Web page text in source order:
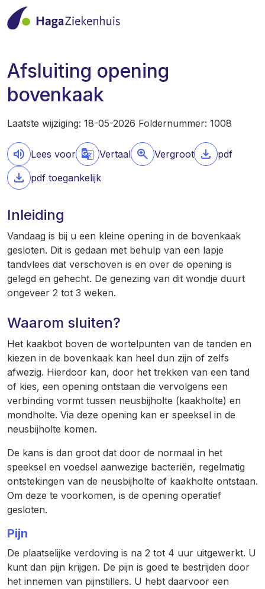
Afsluiting opening
bovenkaak
Laatste wijziging: 18-05-2026 Foldernummer: 1008
Lees voor Vertaal Vergroot
pdf
pdf toegankelijk
Inleiding
Vandaag is bij u een kleine opening in de bovenkaak
gesloten. Dit is gedaan met behulp van een lapje
tandvlees dat verschoven is en over de opening is
gelegd en gehecht. De genezing van dit wondje duurt
ongeveer 2 tot 3 weken.
Waarom sluiten?
Het kaakbot boven de wortelpunten van de tanden en
kiezen in de bovenkaak kan heel dun zijn of zelfs
afwezig. Hierdoor kan, door het trekken van een tand
of kies, een opening ontstaan die vervolgens een
verbinding vormt tussen neusbijholte (kaakholte) en
mondholte. Via deze opening kan er speeksel in de
neusbijholte komen.
De kans is dan groot dat door de normaal in het
speeksel en voedsel aanwezige bacteriën, regelmatig
ontstekingen van de neusbijholte of kaakholte ontstaan.
Om deze te voorkomen, is de opening operatief
gesloten.
Pijn
De plaatselijke verdoving is na 2 tot 4 uur uitgewerkt. U
kunt dan pijn krijgen. De pijn is goed te bestrijden door
het innemen van pijnstillers. U hebt daarvoor een